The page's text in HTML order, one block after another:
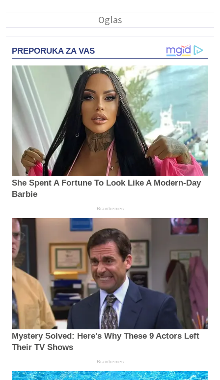
PREPORUKA ZA VAS
She Spent A Fortune To Look Like A Modern-Day
Barbie
Brainberries
Mystery Solved: Here's Why These 9 Actors Left
Their TV Shows
Brainberries